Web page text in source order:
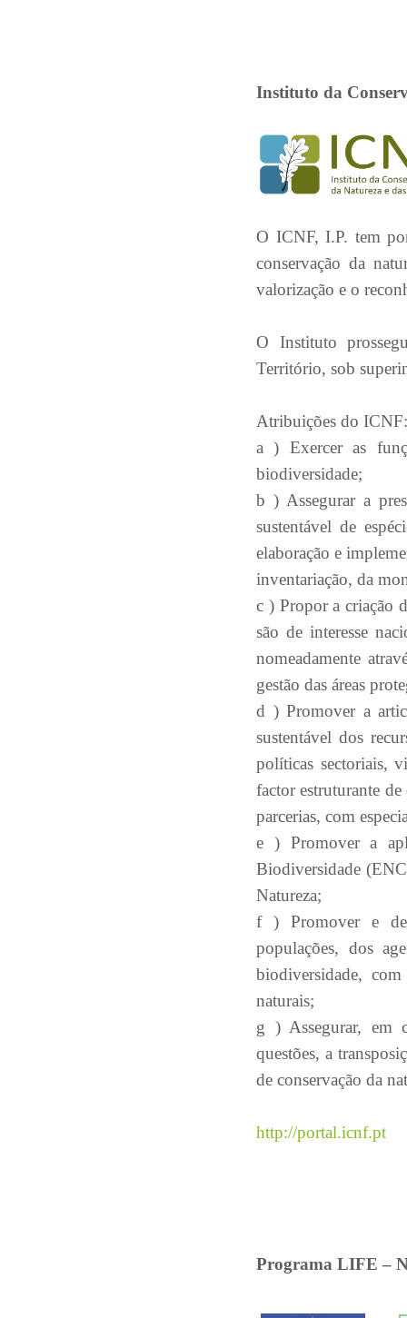
Instituto da
O ICNF, I.P. tem
conservação da
valorização e o
O Instituto
Território, sob
Atribuições do ICNF:
a ) Exercer as
biodiversidade;
b ) Assegurar a
sustentável de
elaboração e
inventariação, da
c ) Propor a criação
são de interesse
nomeadamente
gestão das áreas
d ) Promover a
sustentável dos
políticas sectoriais,
factor estruturante de
parcerias, com
e ) Promover a
Biodiversidade
Natureza;
f ) Promover e
populações, dos
biodiversidade,
naturais;
g ) Assegurar, em
questões, a
de conservação da
http://portal.icnf.pt
Programa LIFE –